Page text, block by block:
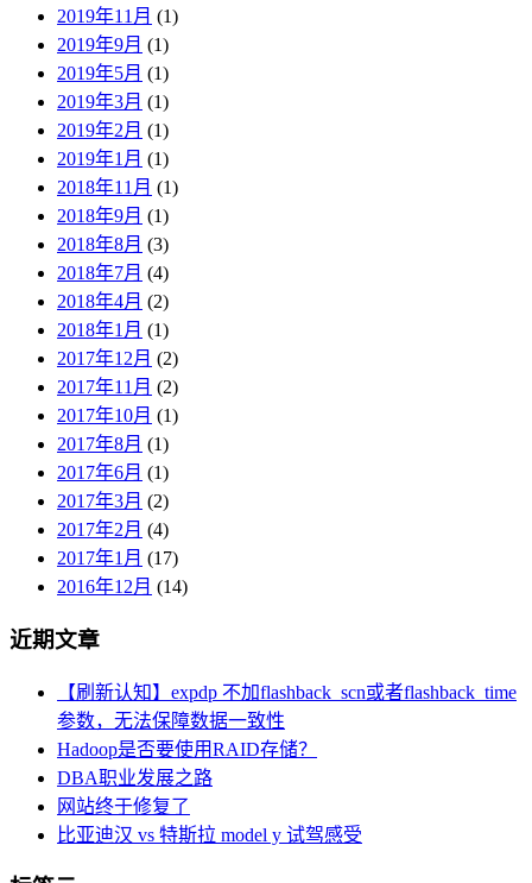
2019年11月 (1)
2019年9月 (1)
2019年5月 (1)
2019年3月 (1)
2019年2月 (1)
2019年1月 (1)
2018年11月 (1)
2018年9月 (1)
2018年8月 (3)
2018年7月 (4)
2018年4月 (2)
2018年1月 (1)
2017年12月 (2)
2017年11月 (2)
2017年10月 (1)
2017年8月 (1)
2017年6月 (1)
2017年3月 (2)
2017年2月 (4)
2017年1月 (17)
2016年12月 (14)
近期文章
【刷新认知】expdp 不加flashback_scn或者flashback_time
参数，无法保障数据一致性
Hadoop是否要使用RAID存储？
DBA职业发展之路
网站终于修复了
比亚迪汉 vs 特斯拉 model y 试驾感受